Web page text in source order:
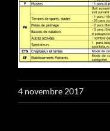
4 novembre 2017